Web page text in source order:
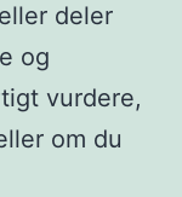
deler
og
vurdere,
om du